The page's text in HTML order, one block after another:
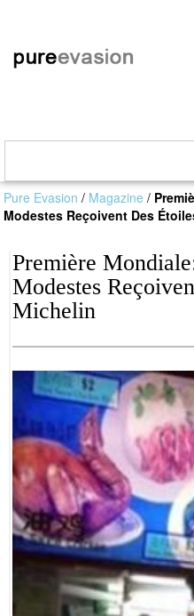
Pure Evasion / Magazine /
Modestes Reçoivent Des
Première
Modestes
Michelin